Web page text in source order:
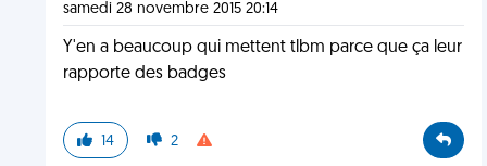
samedi 28 novembre 2015 20:14
Y'en a beaucoup qui mettent tlbm parce que ça leur
rapporte des badges
14 2